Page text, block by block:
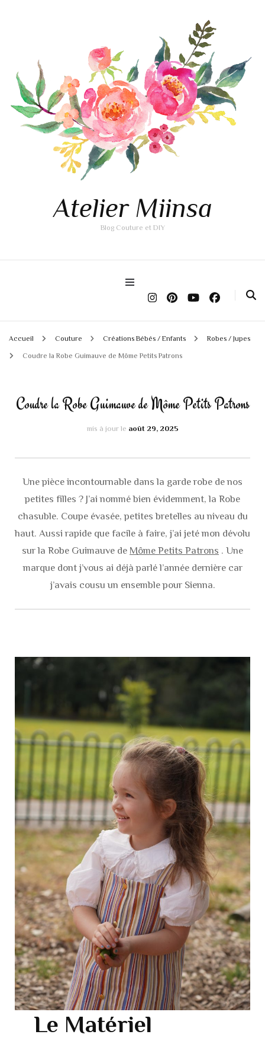
Atelier Miinsa
Blog Couture et DIY
Accueil Couture Créations Bébés / Enfants Robes / Jupes
Coudre la Robe Guimauve de Môme Petits Patrons
Coudre la Robe Guimauve de Môme Petits Patrons
mis à jour le août 29, 2025
Une pièce incontournable dans la garde robe de nos
petites filles ? J’ai nommé bien évidemment, la Robe
chasuble. Coupe évasée, petites bretelles au niveau du
haut. Aussi rapide que facile à faire, j’ai jeté mon dévolu
sur la Robe Guimauve de Môme Petits Patrons . Une
marque dont j’vous ai déjà parlé l’année dernière car
j’avais cousu un ensemble pour Sienna.
Le Matériel